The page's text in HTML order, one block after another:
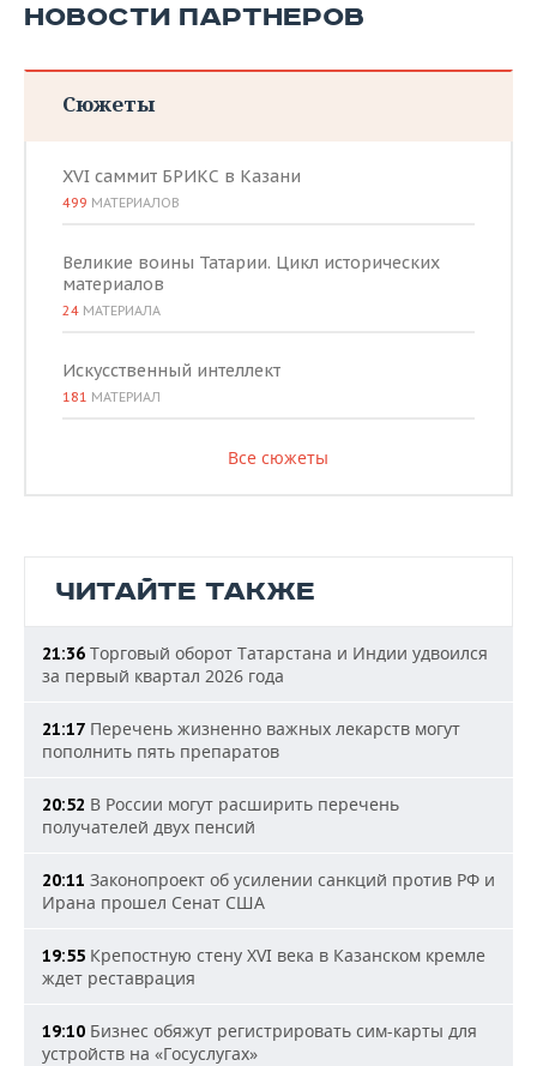
НОВОСТИ ПАРТНЕРОВ
Сюжеты
XVI саммит БРИКС в Казани
499 МАТЕРИАЛОВ
Великие воины Татарии. Цикл исторических
материалов
24 МАТЕРИАЛА
Искусственный интеллект
181 МАТЕРИАЛ
Все сюжеты
ЧИТАЙТЕ ТАКЖЕ
21:36 Торговый оборот Татарстана и Индии удвоился
за первый квартал 2026 года
21:17 Перечень жизненно важных лекарств могут
пополнить пять препаратов
20:52 В России могут расширить перечень
получателей двух пенсий
20:11 Законопроект об усилении санкций против РФ и
Ирана прошел Сенат США
19:55 Крепостную стену XVI века в Казанском кремле
ждет реставрация
19:10 Бизнес обяжут регистрировать сим-карты для
устройств на «Госуслугах»